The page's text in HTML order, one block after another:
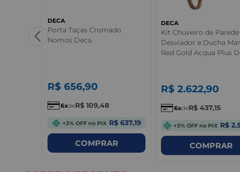
DECA
Porta Taças Cromado
Nomos Deca
R$ 656,90
6 deR$ 109,48
+3% OFF no PIX R$ 637,19
COMPRAR
DECA
Kit Chuveiro de
Desviador e Ducha
Red Gold Acqua Plus
R$ 2.622,90
6 deR$ 437,15
+3% OFF no PIX R$
COMPRAR